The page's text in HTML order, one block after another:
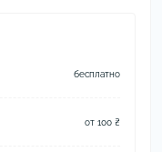
бесплатно
от 100 ₴